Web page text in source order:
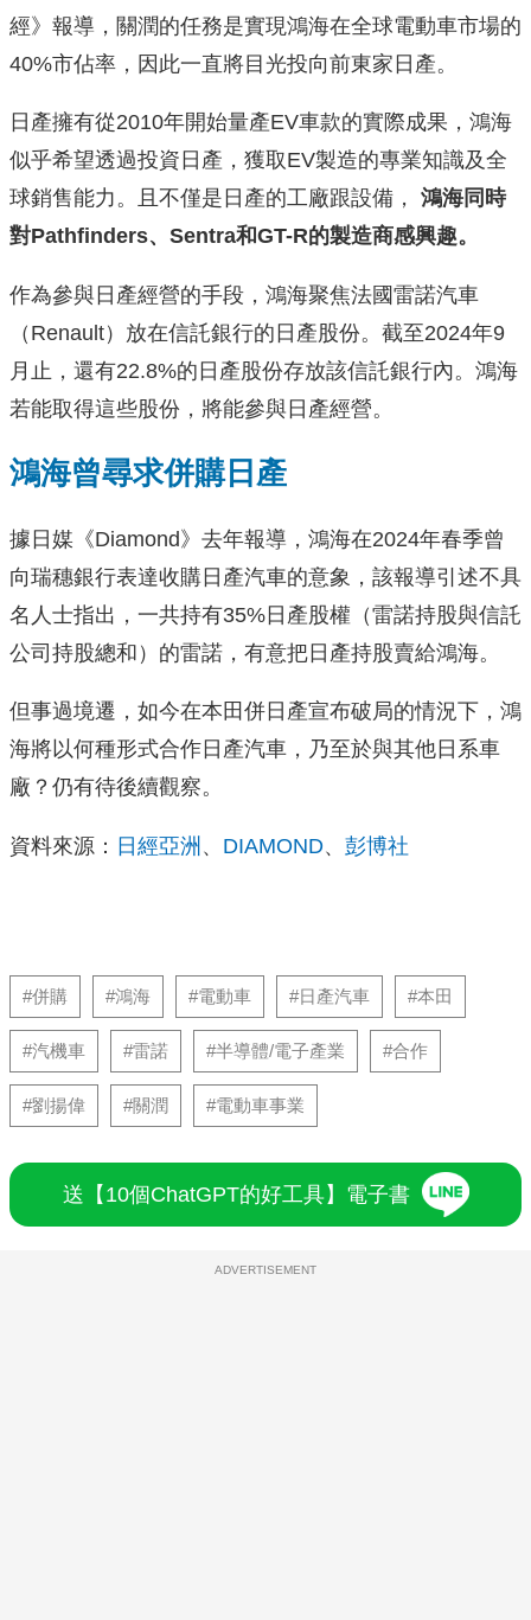
經》報導，關潤的任務是實現鴻海在全球電動車市場的
40%市佔率，因此一直將目光投向前東家日產。
日產擁有從2010年開始量產EV車款的實際成果，鴻海
似乎希望透過投資日產，獲取EV製造的專業知識及全
球銷售能力。且不僅是日產的工廠跟設備， 鴻海同時
對Pathfinders、Sentra和GT-R的製造商感興趣。
作為參與日產經營的手段，鴻海聚焦法國雷諾汽車
（Renault）放在信託銀行的日產股份。截至2024年9
月止，還有22.8%的日產股份存放該信託銀行內。鴻海
若能取得這些股份，將能參與日產經營。
鴻海曾尋求併購日產
據日媒《Diamond》去年報導，鴻海在2024年春季曾
向瑞穗銀行表達收購日產汽車的意象，該報導引述不具
名人士指出，一共持有35%日產股權（雷諾持股與信託
公司持股總和）的雷諾，有意把日產持股賣給鴻海。
但事過境遷，如今在本田併日產宣布破局的情況下，鴻
海將以何種形式合作日產汽車，乃至於與其他日系車
廠？仍有待後續觀察。
資料來源： 日經亞洲 、 DIAMOND、 彭博社
#併購 #鴻海 #電動車 #日產汽車 #本田
#汽機車 #雷諾 #半導體/電子產業 #合作
#劉揚偉 #關潤 #電動車事業
送【10個ChatGPT的好工具】電子書
ADVERTISEMENT